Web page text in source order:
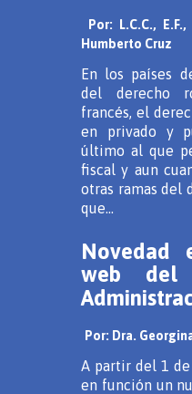
Por: L.C.C.,
Humberto Cruz
En los países
del derecho
francés, el
en privado y
último al que
fiscal y aun
otras ramas del
que...
Novedad
web del
Por: Dra.
A partir del 1
en función un